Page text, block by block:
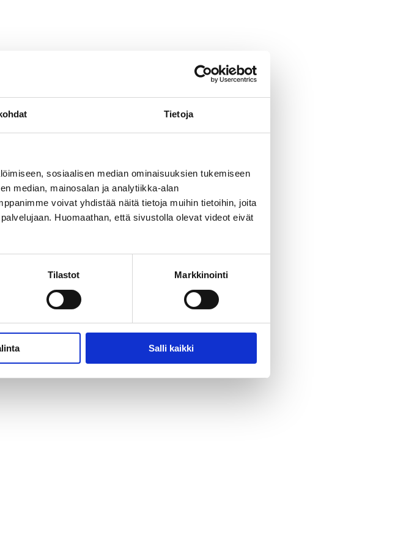
Tietoja
sosiaalisen median ominaisuuksien tukemiseen
median, mainosalan ja analytiikka-alan
voivat yhdistää näitä tietoja muihin tietoihin, joita
Huomaathan, että sivustolla olevat videot eivät
Tilastot Markkinointi
Salli kaikki